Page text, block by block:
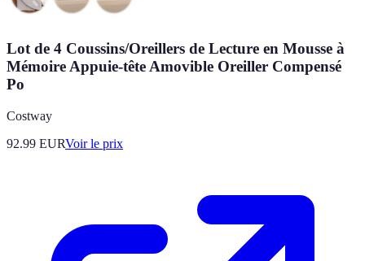
Lot de 4 Coussins/Oreillers de Lecture en Mousse à
Mémoire Appuie-tête Amovible Oreiller Compensé
Po
Costway
92.99 EURVoir le prix